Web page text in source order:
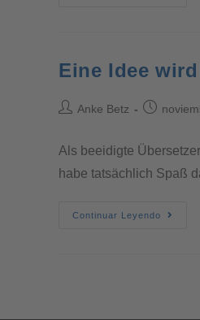
Eine Idee
Anke Betz
Als beeidigte
habe tatsächlich Spaß
Continuar Leyendo